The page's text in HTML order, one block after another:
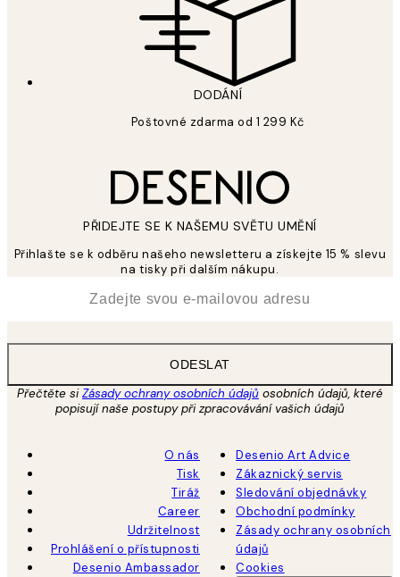
DODÁNÍ
Poštovné zdarma od 1 299 Kč
PŘIDEJTE SE K NAŠEMU SVĚTU UMĚNÍ
Přihlašte se k odběru našeho newsletteru a získejte 15 % slevu
na tisky při dalším nákupu.
ODESLAT
Přečtěte siZásady ochrany osobních údajů osobních údajů, které
popisují naše postupy při zpracovávání vašich údajů
O nás
Tisk
Tiráž
Career
Udržitelnost
Prohlášení o přístupnosti
Desenio Ambassador
Desenio Art Advice
Zákaznický servis
Sledování objednávky
Obchodní podmínky
Zásady ochrany osobních
údajů
Cookies